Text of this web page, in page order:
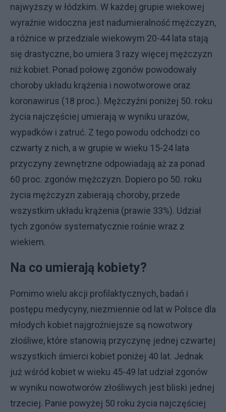
najwyższy w łódzkim. W każdej grupie wiekowej
wyraźnie widoczna jest nadumieralność mężczyzn,
a różnice w przedziale wiekowym 20-44 lata stają
się drastyczne, bo umiera 3 razy więcej mężczyzn
niż kobiet. Ponad połowę zgonów powodowały
choroby układu krążenia i nowotworowe oraz
koronawirus (18 proc.). Mężczyźni poniżej 50. roku
życia najczęściej umierają w wyniku urazów,
wypadków i zatruć. Z tego powodu odchodzi co
czwarty z nich, a w grupie w wieku 15-24 lata
przyczyny zewnętrzne odpowiadają aż za ponad
60 proc. zgonów mężczyzn. Dopiero po 50. roku
życia mężczyzn zabierają choroby, przede
wszystkim układu krążenia (prawie 33%). Udział
tych zgonów systematycznie rośnie wraz z
wiekiem.
Na co umierają kobiety?
Pomimo wielu akcji profilaktycznych, badań i
postępu medycyny, niezmiennie od lat w Polsce dla
młodych kobiet najgroźniejsze są nowotwory
złośliwe, które stanowią przyczynę jednej czwartej
wszystkich śmierci kobiet poniżej 40 lat. Jednak
już wśród kobiet w wieku 45-49 lat udział zgonów
w wyniku nowotworów złośliwych jest bliski jednej
trzeciej. Panie powyżej 50 roku życia najczęściej